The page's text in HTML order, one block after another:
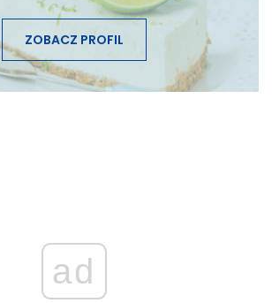
ZOBACZ PROFIL
ad